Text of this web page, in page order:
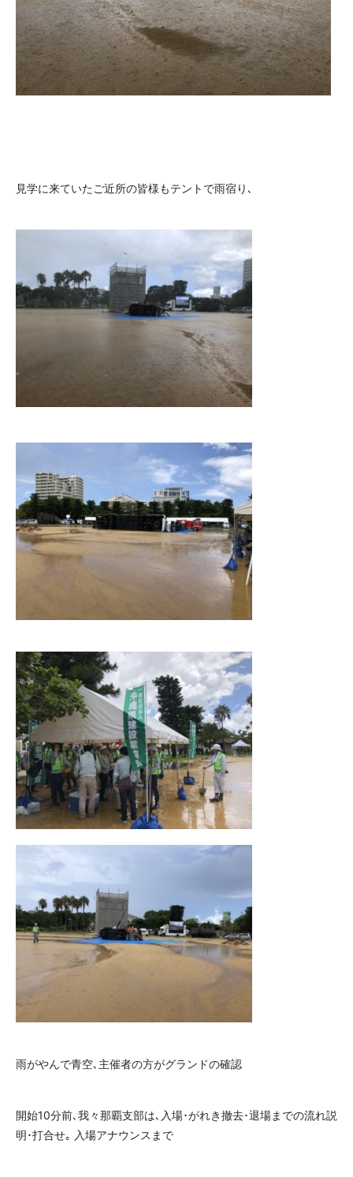
見学に来ていたご近所の皆様もテントで雨宿り､
雨がやんで青空､主催者の方がグランドの確認
開始10分前､我々那覇支部は､入場･がれき撤去･退場までの流れ説
明･打合せ｡ 入場アナウンスまで